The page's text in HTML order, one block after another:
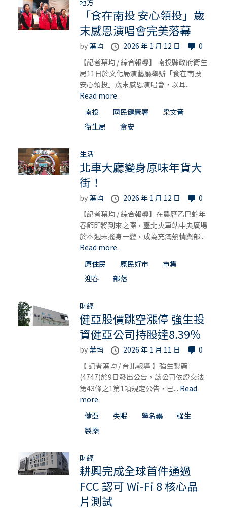
「食在南投 安心領投」歲
末感恩演唱會完美落幕
by葉均 2026 年 1 月 12 日
0
【記者葉均 / 綜合報導】 南投縣政府衛生
局11日於文化局演藝廳舉辦「食在南投
安心領投」歲末感恩演唱會，以耳...
Read more.
南投
國民健康署
梁文音
衛生局
食安
生活
北車大廳變身原味年貨大
街！
by葉均 2026 年 1 月 12 日
0
【記者葉均 / 綜合報導】在農曆乙巳蛇年
春節即將到來之際，臺北火車站中央廣場
於本週末搖身一變，成為充滿熱情與部...
Read more.
原住民
原民好市
市集
迎春
部落
財經
健亞股價跳空漲停 強生投
資健亞公司持股達8.39％
by葉均 2026 年 1 月 11 日
0
【 記者葉均 / 台北報導 】強生製藥
(4747)於9日發出公告，該公司依證交法
第43條之1第1項規定公告，已... Read
more.
健亞
失眠 學名藥
強生
製藥
財經
耕興完成全球首件通過
FCC 認可 Wi‑Fi 8 核心晶
片測試